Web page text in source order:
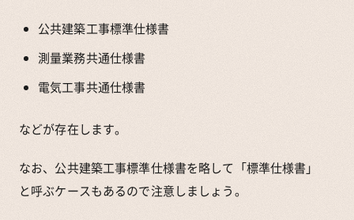
公共建築工事標準仕様書
測量業務共通仕様書
電気工事共通仕様書
などが存在します。
なお、公共建築工事標準仕様書を略して「標準仕様書」
と呼ぶケースもあるので注意しましょう。